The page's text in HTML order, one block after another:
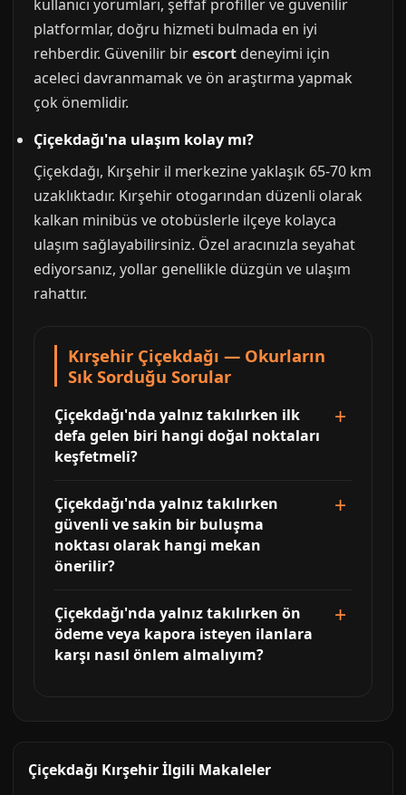
kullanıcı yorumları, şeffaf profiller ve güvenilir
platformlar, doğru hizmeti bulmada en iyi
rehberdir. Güvenilir birescort deneyimi için
aceleci davranmamak ve ön araştırma yapmak
çok önemlidir.
Çiçekdağı'na ulaşım kolay mı?
Çiçekdağı, Kırşehir il merkezine yaklaşık 65-70 km
uzaklıktadır. Kırşehir otogarından düzenli olarak
kalkan minibüs ve otobüslerle ilçeye kolayca
ulaşım sağlayabilirsiniz. Özel aracınızla seyahat
ediyorsanız, yollar genellikle düzgün ve ulaşım
rahattır.
Kırşehir Çiçekdağı — Okurların
Sık Sorduğu Sorular
Çiçekdağı'nda yalnız takılırken ilk
defa gelen biri hangi doğal noktaları
keşfetmeli?
Çiçekdağı'nda yalnız takılırken
güvenli ve sakin bir buluşma
noktası olarak hangi mekan
önerilir?
Çiçekdağı'nda yalnız takılırken ön
ödeme veya kapora isteyen ilanlara
karşı nasıl önlem almalıyım?
Çiçekdağı Kırşehir İlgili Makaleler